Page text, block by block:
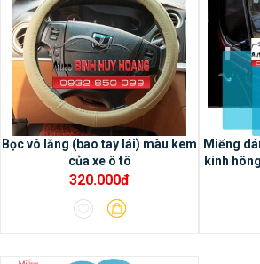
- Chức năng dẫn
online Google map
đồ offline Navitel
Bọc vô lăng (bao tay lái) màu kem
của xe ô tô
320.000đ
Miếng
kính